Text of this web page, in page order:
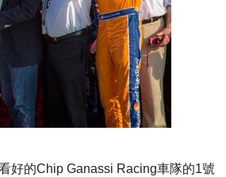
好的Chip Ganassi Racing車隊的1號